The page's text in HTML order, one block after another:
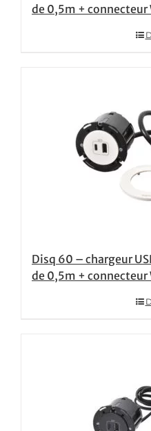
de 0,5m +
Disq 60 – chargeur
de 0,5m + connecteur